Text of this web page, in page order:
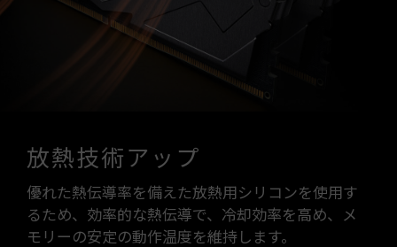
放熱技術アップ
優れた熱伝導率を備えた放熱用シリコンを使用す
るため、効率的な熱伝導で、冷却効率を高め、メ
モリーの安定の動作温度を維持します。